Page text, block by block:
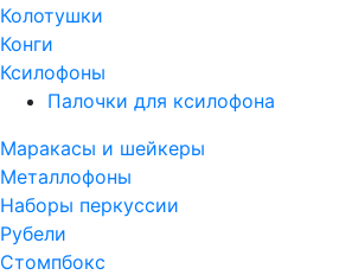
Колотушки
Конги
Ксилофоны
Палочки для ксилофона
Маракасы и шейкеры
Металлофоны
Наборы перкуссии
Рубели
Стомпбокс